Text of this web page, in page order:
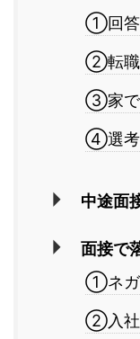
①回答
②転職
③家で
④選考
中途面
面接で
①ネガ
②入社